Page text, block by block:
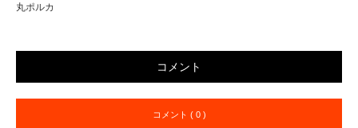
丸ポルカ
コメント
コメント ( 0 )